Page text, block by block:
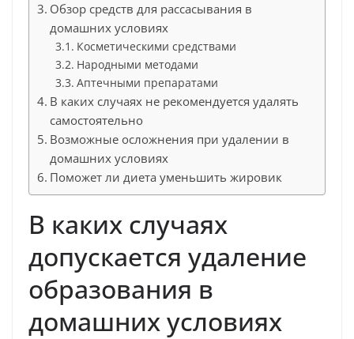
Обзор средств для рассасывания в
домашних условиях
Косметическими средствами
Народными методами
Аптечными препаратами
В каких случаях не рекомендуется удалять
самостоятельно
Возможные осложнения при удалении в
домашних условиях
Поможет ли диета уменьшить жировик
В каких случаях
допускается удаление
образования в
домашних условиях